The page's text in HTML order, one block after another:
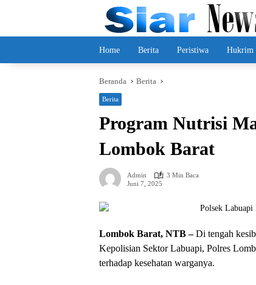
Home Berita Peristiwa Hukrim
Beranda Berita
Berita
Program Nutrisi
Lombok Barat
Admin
3 Min Baca
Juni 7, 2025
Lombok Barat, NTB –Di tengah
Kepolisian Sektor Labuapi, Polres
terhadap kesehatan warganya.